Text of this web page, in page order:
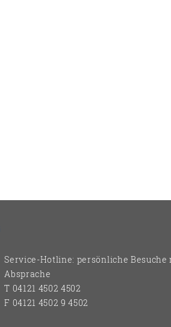
Service-Hotline: persönliche
Absprache
T 04121 4502 4502
F 04121 4502 9 4502